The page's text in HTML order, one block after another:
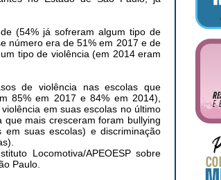
(54% já sofreram algum tipo de
número era de 51% em 2017 e de
tipo de violência (em 2014 eram
de violência nas escolas que
85% em 2017 e 84% em 2014),
em suas escolas no último
mais cresceram foram bullying
suas escolas) e discriminação
Locomotiva/APEOESP sobre
Paulo.